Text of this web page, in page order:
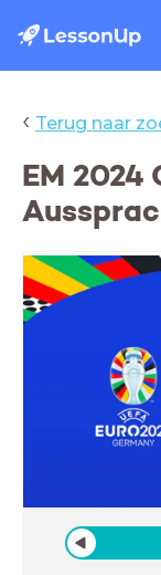
‹ Terug naar
EM 2024